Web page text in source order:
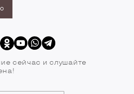
сейчас и слушайте